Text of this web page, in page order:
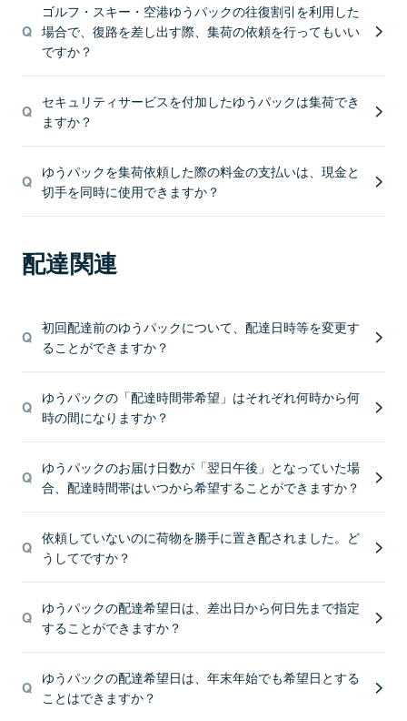
ゴルフ・スキー・空港ゆうパックの往復割引を利用した
場合で、復路を差し出す際、集荷の依頼を行ってもいい
ですか？
セキュリティサービスを付加したゆうパックは集荷でき
ますか？
ゆうパックを集荷依頼した際の料金の支払いは、現金と
切手を同時に使用できますか？
配達関連
初回配達前のゆうパックについて、配達日時等を変更す
ることができますか？
ゆうパックの「配達時間帯希望」はそれぞれ何時から何
時の間になりますか？
ゆうパックのお届け日数が「翌日午後」となっていた場
合、配達時間帯はいつから希望することができますか？
依頼していないのに荷物を勝手に置き配されました。ど
うしてですか？
ゆうパックの配達希望日は、差出日から何日先まで指定
することができますか？
ゆうパックの配達希望日は、年末年始でも希望日とする
ことはできますか？